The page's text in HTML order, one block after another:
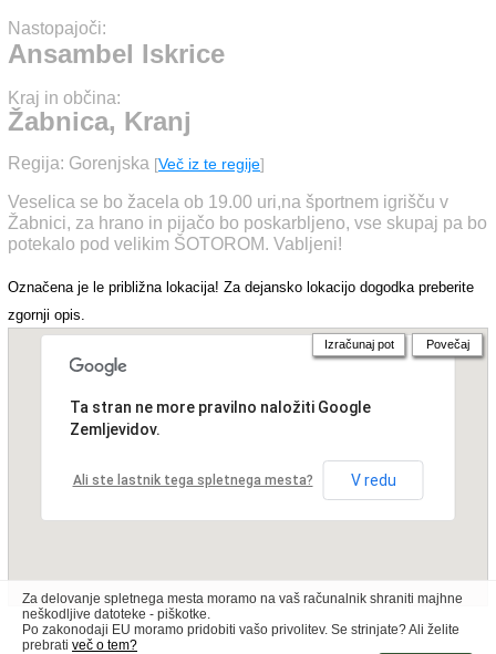
Nastopajoči:
Ansambel Iskrice
Kraj in občina:
Žabnica, Kranj
Regija: Gorenjska [Več iz te regije]
Veselica se bo žacela ob 19.00 uri,na športnem igrišču v
Žabnici, za hrano in pijačo bo poskarbljeno, vse skupaj pa bo
potekalo pod velikim ŠOTOROM. Vabljeni!
Označena je le približna lokacija! Za dejansko lokacijo dogodka preberite
zgornji opis.
Ta stran ne more pravilno naložiti Google
Zemljevidov.
Ali ste lastnik tega spletnega mesta? V redu
Izračunaj pot Povečaj
Za delovanje spletnega mesta moramo na vaš računalnik shraniti majhne
neškodljive datoteke - piškotke.
Po zakonodaji EU moramo pridobiti vašo privolitev. Se strinjate? Ali želite
prebrati več o tem?